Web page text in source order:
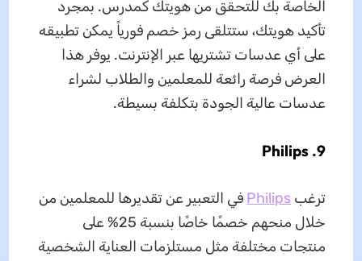
الخاصة بك للتحقق من هويتك كمدرس. بمجرد
تأكيد هويتك، ستتلقى رمز خصم فورياً يمكن تطبيقه
على أي عدسات تشتريها عبر الإنترنت. يوفر هذا
العرض فرصة رائعة للمعلمين والطلاب لشراء
عدسات عالية الجودة بتكلفة بسيطة.
9. Philips
ترغب Philips في التعبير عن تقديرها للمعلمين من
خلال منحهم خصمًا خاصًا بنسبة 25% على
منتجات مختلفة مثل مستلزمات العناية الشخصية